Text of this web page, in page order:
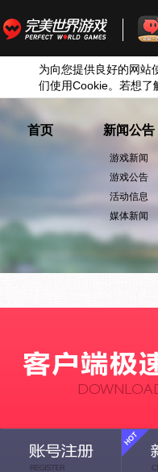
为向您提供良好的网站
们使用Cookie。若想了
首页 新闻公告
游戏新闻
游戏公告
活动信息
媒体新闻